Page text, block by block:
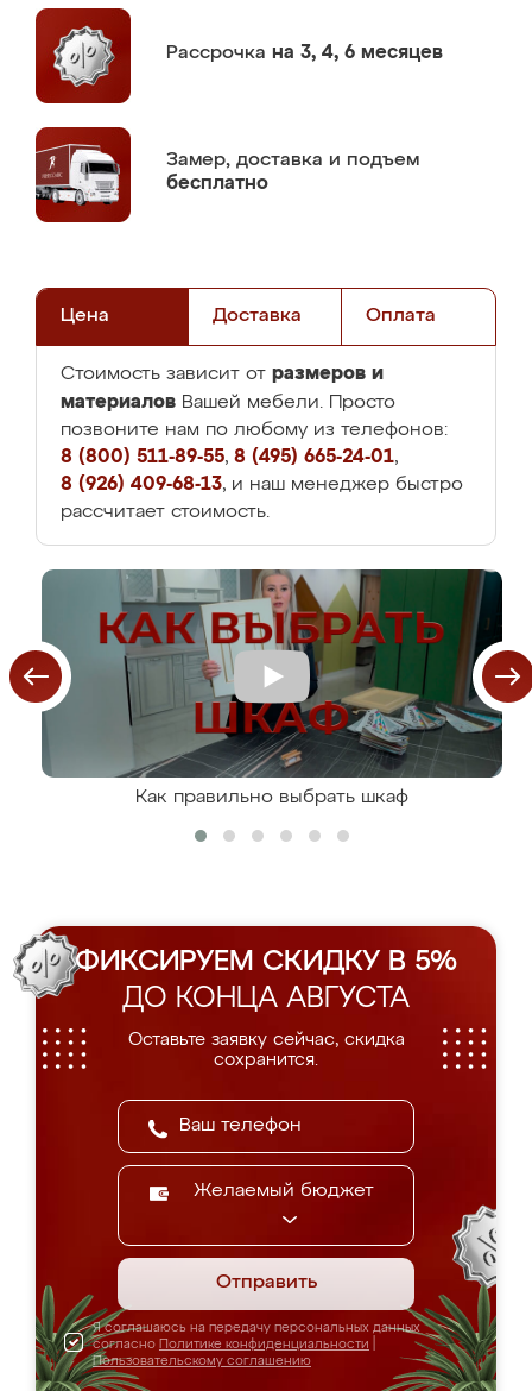
Рассрочка на 3, 4, 6 месяцев
Замер, доставка и подъем
бесплатно
Цена Доставка Оплата
Стоимость зависит от размеров и
материалов Вашей мебели. Просто
позвоните нам по любому из телефонов:
8 (800) 511-89-55, 8 (495) 665-24-01,
8 (926) 409-68-13, и наш менеджер быстро
рассчитает стоимость.
Как правильно выбрать шкаф
ФИКСИРУЕМ СКИДКУ В 5%
ДО КОНЦА АВГУСТА
Оставьте заявку сейчас, скидка
сохранится.
Желаемый бюджет
Отправить
Я соглашаюсь на передачу персональных данных
согласно Политике конфиденциальности
Пользовательскому соглашению